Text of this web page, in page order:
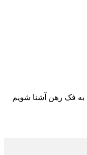
به فک رهن آشنا شویم